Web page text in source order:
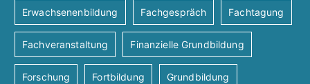
Erwachsenenbildung Fachgespräch Fachtagung
Fachveranstaltung Finanzielle Grundbildung
Forschung Fortbildung Grundbildung